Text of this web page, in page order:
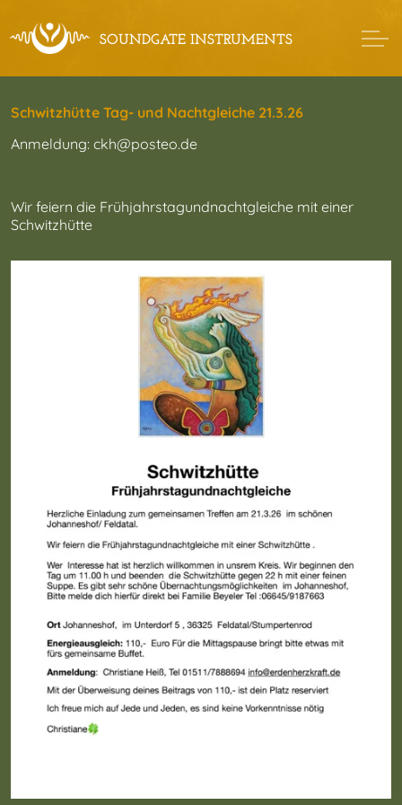
Schwitzhütte Tag- und Nachtgleiche 21.3.26
Anmeldung: ckh@posteo.de
Wir feiern die Frühjahrstagundnachtgleiche mit einer
Schwitzhütte